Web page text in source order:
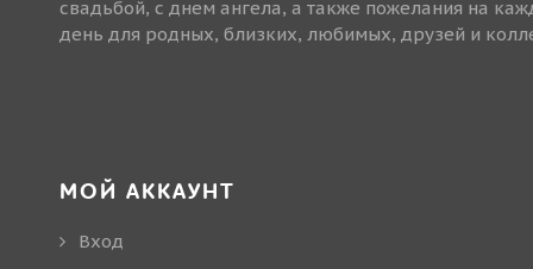
свадьбой, с днем ангела, а также пожелания на
день для родных, близких, любимых, друзей и
МОЙ АККАУНТ
Вход